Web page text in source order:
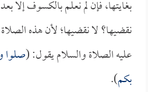
بغايتها، فإن لم نعلم بالكسوف إلا
نقضيها؟ لا نقضيها؛ لأن هذه
عليه الصلاة والسلام يقول: (صلوا
بكم).